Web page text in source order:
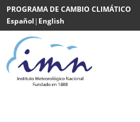
Saltar al contenido
PROGRAMA DE CAMBIO CLIMÁTICO
Español| English
Powered
by
Translate